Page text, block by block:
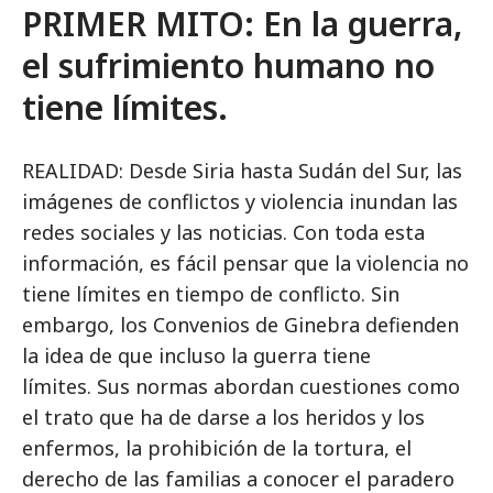
PRIMER MITO: En la guerra,
el sufrimiento humano no
tiene límites.
REALIDAD: Desde Siria hasta Sudán del Sur, las
imágenes de conflictos y violencia inundan las
redes sociales y las noticias. Con toda esta
información, es fácil pensar que la violencia no
tiene límites en tiempo de conflicto. Sin
embargo, los Convenios de Ginebra defienden
la idea de que incluso la guerra tiene
límites. Sus normas abordan cuestiones como
el trato que ha de darse a los heridos y los
enfermos, la prohibición de la tortura, el
derecho de las familias a conocer el paradero